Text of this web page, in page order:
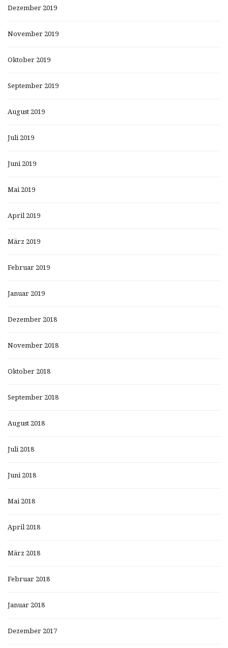
Dezember 2019
November 2019
Oktober 2019
September 2019
August 2019
Juli 2019
Juni 2019
Mai 2019
April 2019
März 2019
Februar 2019
Januar 2019
Dezember 2018
November 2018
Oktober 2018
September 2018
August 2018
Juli 2018
Juni 2018
Mai 2018
April 2018
März 2018
Februar 2018
Januar 2018
Dezember 2017